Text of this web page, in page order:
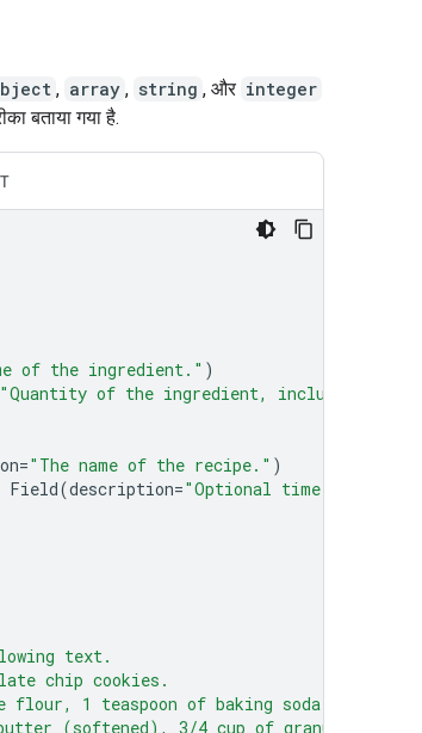
, array , string , और integer
बताया गया है.
of the ingredient." )
"Quantity of the ingredient, including
="The name of the recipe." )
Field(description="Optional time in
text.
chip cookies.
flour, 1 teaspoon of baking soda,
(softened), 3/4 cup of granulated